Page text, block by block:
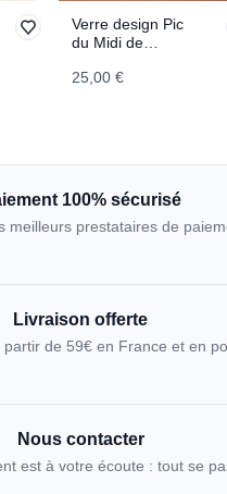
Verre design Pic
du Midi de
TOPOGRAPHIC
25,00 €
100% sécurisé
meilleurs prestataires de
Livraison offerte
de 59€ en France et en
Nous contacter
est à votre écoute : tout se